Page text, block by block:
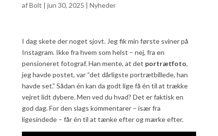
afBolt | jun 30, 2025 | Nyheder
I dag skete der noget sjovt. Jeg fik min første sviner på
Instagram. Ikke fra hvem som helst – nej, fra en
pensioneret fotograf. Han mente, at det portrætfoto,
jeg havde postet, var “det dårligste portrætbillede, han
havde set.” Sådan én kan da godt lige få én til at trække
vejret lidt dybere. Men ved du hvad? Det er faktisk en
god dag. For den slags kommentarer – især fra
ligesindede – får én til at tænke efter og mærke efter.